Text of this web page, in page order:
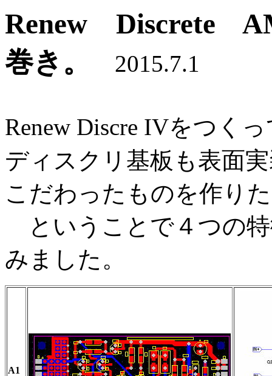
Renew Discrete
巻き。
2015.7.1
Renew Discre IVをつく
ディスクリ基板も表面
こだわったものを作り
ということで４つの
みました。
A1